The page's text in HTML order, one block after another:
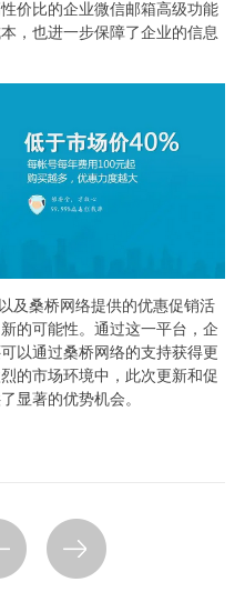
价比的企业微信邮箱高级功能
，也进一步保障了企业的信息
及桑桥网络提供的优惠促销活
的可能性。通过这一平台，企
以通过桑桥网络的支持获得更
的市场环境中，此次更新和促
显著的优势机会。